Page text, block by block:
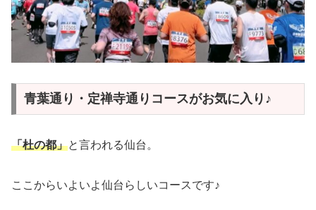
青葉通り・定禅寺通りコースがお気に入り♪
「杜の都」と言われる仙台。
ここからいよいよ仙台らしいコースです♪